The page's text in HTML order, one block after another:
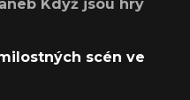
Když jsou hry
scén ve